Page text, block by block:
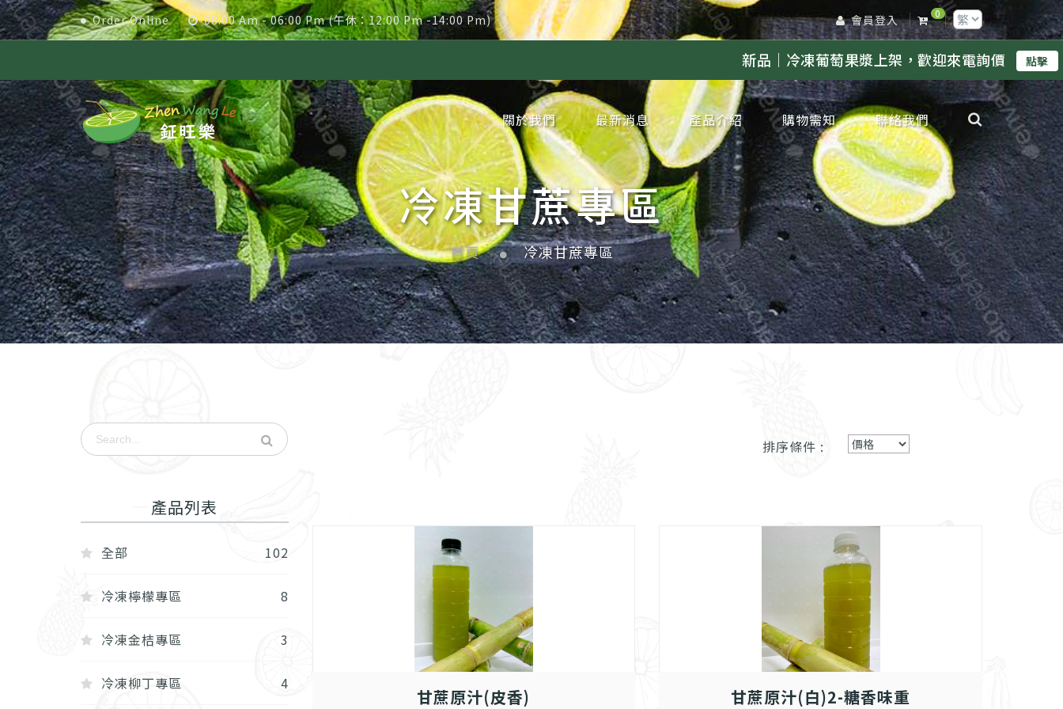
Order Online 08:00 Am - 06:00 Pm (午休：12:00 Pm -14:00 Pm) 會員登入 0
新品｜冷凍葡萄果漿上架，歡迎來電詢價 點擊 ／新品｜冷凍鳳梨
關於我們
企業簡介
企業沿革
品牌理念
網站地圖
隱私權政策
最新消息
公告消息
新聞消息
產品介紹
冷凍檸檬專區
冷凍金桔專區
冷凍柳丁專區
冷凍葡萄柚專區
冷凍百香果專區
冷凍水蜜桃專區
冷凍奇異果專區
冷凍芭樂專區
冷凍甘蔗專區
冷凍蘋果專區
冷凍葡萄專區
冷凍鳳梨專區
冷凍芒果專區
冷凍草莓專區
冷凍荔枝專區
冷凍蓮霧專區
冷凍橘子專區
冷凍原汁其他專區
冷凍水果肉其他專區
冷凍水果蜜糖類
新鮮鮮果類
周邊產品類
季節限定類
代工生產服務
購物需知 聯絡我們
冷凍甘蔗專區
首頁 冷凍甘蔗專區
排序條件 :
甘蔗原汁(皮香) 甘蔗原汁(白)2-糖香味重
產品列表
全部 102
冷凍檸檬專區 8
冷凍金桔專區 3
冷凍柳丁專區 4